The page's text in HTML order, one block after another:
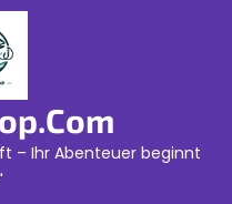
– Ihr Abenteuer beginnt